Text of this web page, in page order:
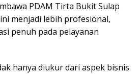
PDAM Tirta Bukit Sulap
menjadi lebih profesional,
penuh pada pelayanan
hanya diukur dari aspek bisnis